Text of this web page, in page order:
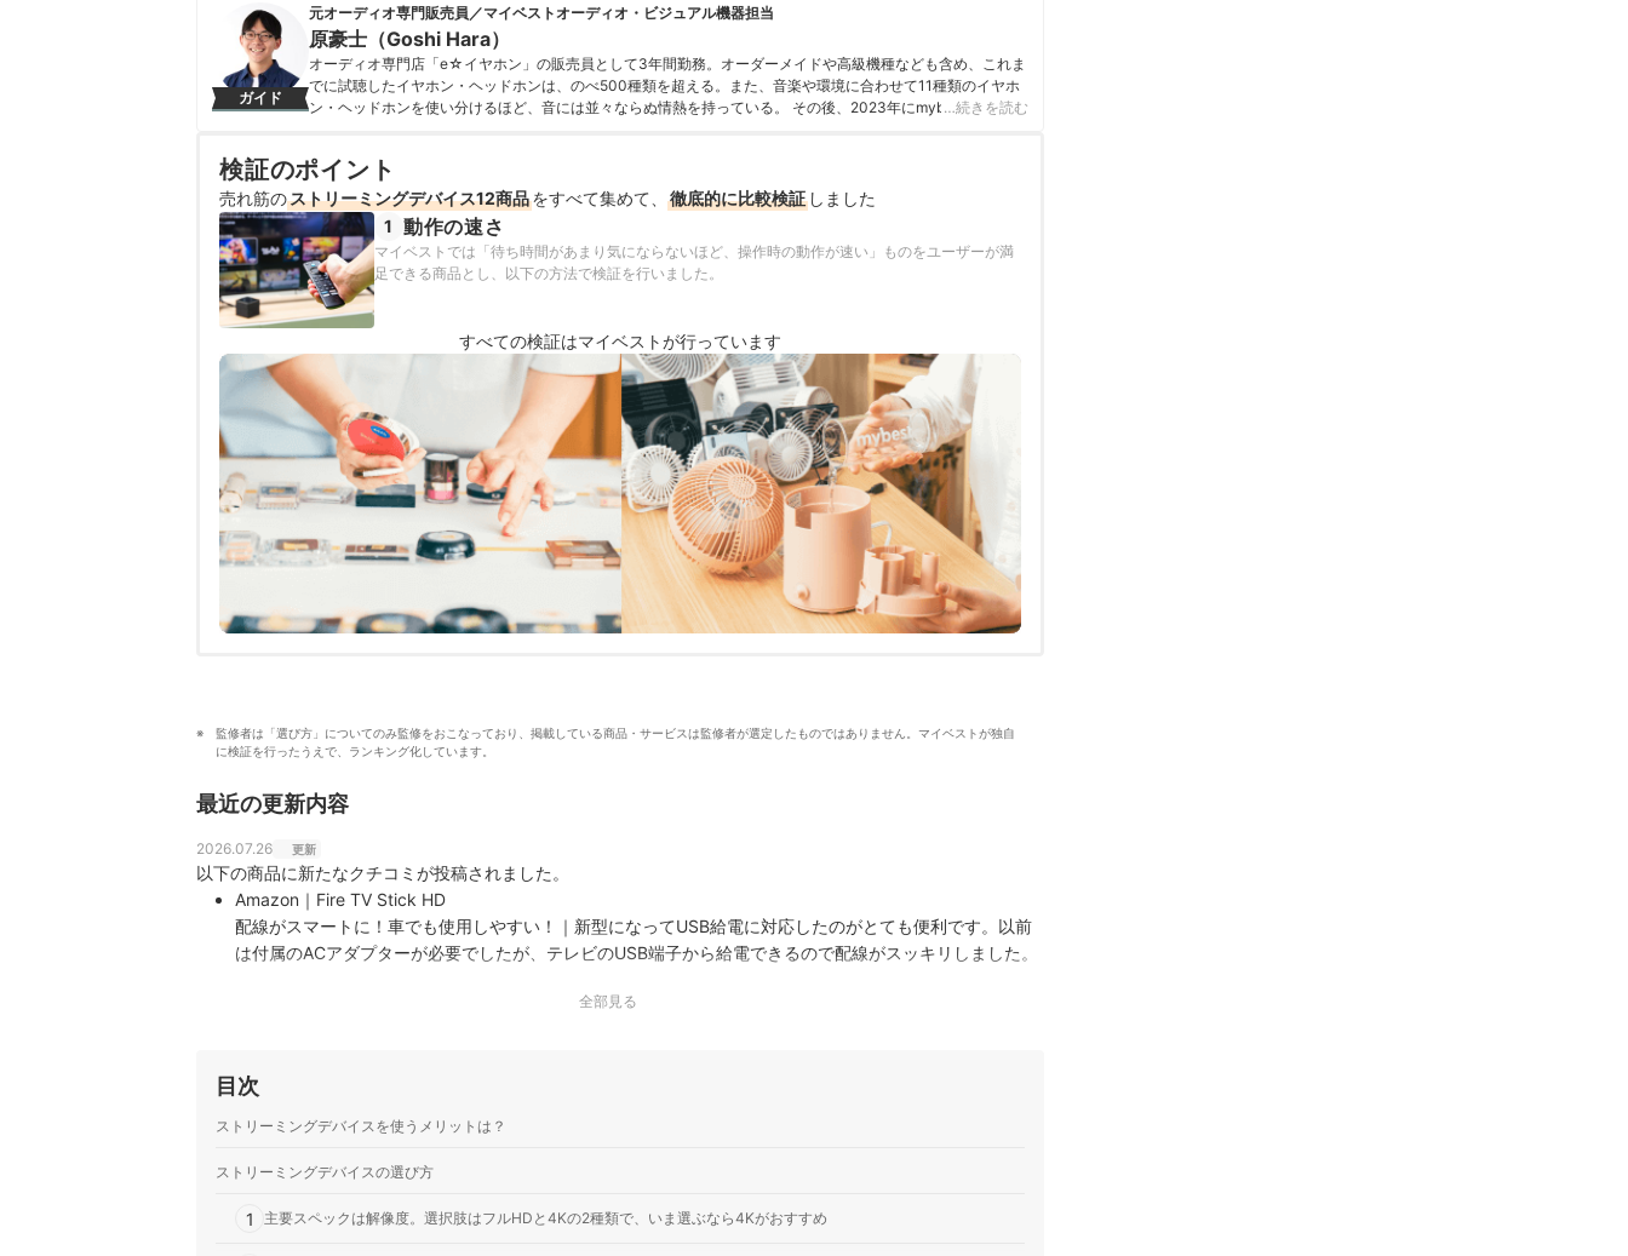
日経トレンディ、家電批評、MONOQLO、グッズプレス、＆GP、価格.comマガジンなど多数。テレビ番組の
オーディオ＆ビジュアルコーナーの監修や出演も。 2009年より高画質・高音質、そしてライフスタイル志向
のオーディオ＆ビジュアル機器を、家電量販店等の投票と共に選出するVGP（ビジュアルグランプリ）審査員
を務めている。 オーディオ＆ビジュアル関連のガジェットをレビューするYouTubeチャンネル「オリチャンネ
ル」も運営中。
折原一也のプロフィール
ガイド
元オーディオ専門販売員／マイベストオーディオ・ビジュアル機器担当
原豪士（Goshi Hara）
オーディオ専門店「e☆イヤホン」の販売員として3年間勤務。オーダーメイドや高級機種なども含め、これま
でに試聴したイヤホン・ヘッドホンは、のべ500種類を超える。また、音楽や環境に合わせて11種類のイヤホ
ン・ヘッドホンを使い分けるほど、音には並々ならぬ情熱を持っている。 その後、2023年にmybestへ入社
原豪士（Goshi Hara）のプロフィール
…続きを読む
検証のポイント
売れ筋のストリーミングデバイス12商品をすべて集めて、 徹底的に比較検証 しました
1 動作の速さ
マイベストでは「待ち時間があまり気にならないほど、操作時の動作が速い」ものをユーザーが満
足できる商品とし、以下の方法で検証を行いました。
すべての検証はマイベストが行っています
監修者は「選び方」についてのみ監修をおこなっており、掲載している商品・サービスは監修者が選定したものではありません。マイベストが独自
に検証を行ったうえで、ランキング化しています。
最近の更新内容
2026.07.26 更新
以下の商品に新たなクチコミが投稿されました。
Amazon｜Fire TV Stick HD
配線がスマートに！車でも使用しやすい！｜新型になってUSB給電に対応したのがとても便利です。以前
は付属のACアダプターが必要でしたが、テレビのUSB端子から給電できるので配線がスッキリしました。
と映像がとても綺麗で、映画やYouTubeの臨場感が全然違います…
全部見る
目次
ストリーミングデバイスを使うメリットは？
ストリーミングデバイスの選び方
1 主要スペックは解像度。選択肢はフルHDと4Kの2種類で、いま選ぶなら4Kがおすすめ